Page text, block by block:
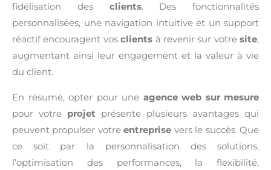
fidélisation des clients. Des fonctionnalités
personnalisées, une navigation intuitive et un support
réactif encouragent vosclients à revenir sur votre site,
augmentant ainsi leur engagement et la valeur à vie
du client.
En résumé, opter pour une agence web sur mesure
pour votre projet présente plusieurs avantages qui
peuvent propulser votreentreprise vers le succès. Que
ce soit par la personnalisation des solutions,
l’optimisation des performances, la flexibilité,